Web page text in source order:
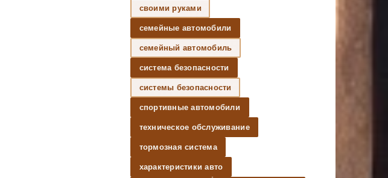
своими руками
семейные автомобили
семейный автомобиль
система безопасности
системы безопасности
спортивные автомобили
техническое обслуживание
тормозная система
характеристики авто